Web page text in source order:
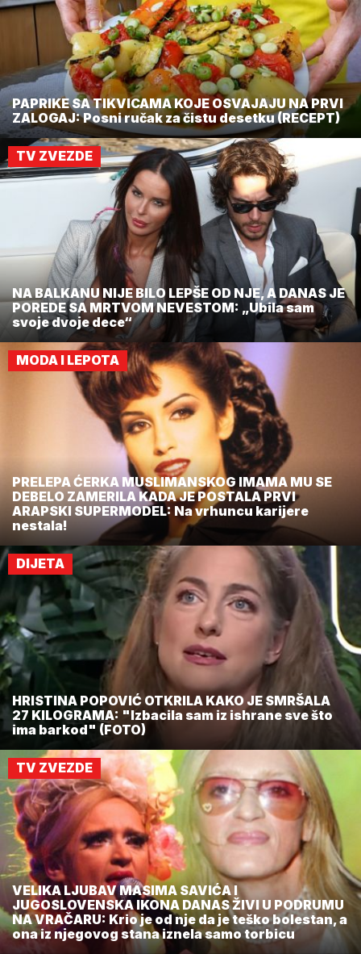
PAPRIKE SA TIKVICAMA KOJE OSVAJAJU NA PRVI
ZALOGAJ: Posni ručak za čistu desetku (RECEPT)
TV ZVEZDE
NA BALKANU NIJE BILO LEPŠE OD NJE, A DANAS JE
POREDE SA MRTVOM NEVESTOM: „Ubila sam
svoje dvoje dece“
MODA I LEPOTA
PRELEPA ĆERKA MUSLIMANSKOG IMAMA MU SE
DEBELO ZAMERILA KADA JE POSTALA PRVI
ARAPSKI SUPERMODEL: Na vrhuncu karijere
nestala!
DIJETA
HRISTINA POPOVIĆ OTKRILA KAKO JE SMRŠALA
27 KILOGRAMA: "Izbacila sam iz ishrane sve što
ima barkod" (FOTO)
TV ZVEZDE
VELIKA LJUBAV MASIMA SAVIĆA I
JUGOSLOVENSKA IKONA DANAS ŽIVI U PODRUMU
NA VRAČARU: Krio je od nje da je teško bolestan, a
ona iz njegovog stana iznela samo torbicu